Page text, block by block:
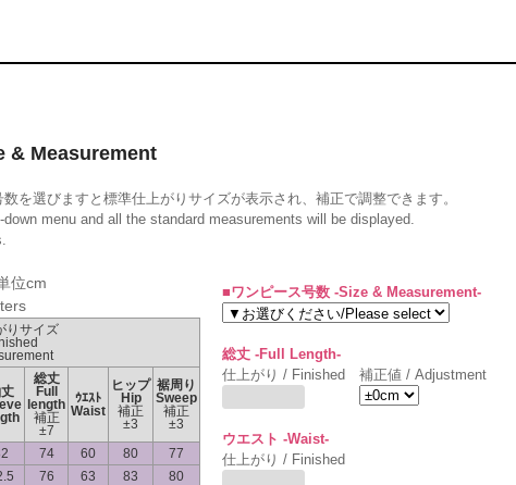
& Measurement
を選びますと標準仕上がりサイズが表示され、補正で調整できます。
menu and all the standard measurements will be displayed.
位cm
りサイズ
総丈
Full
length
補正
±7
ｳｴｽﾄ
Waist
ヒップ
Hip
補正
±3
裾周り
Sweep
補正
±3
74 60 80
77
76 63 83
80
■ワンピース号数 -Size & Measurement-
総丈 -Full Length-
仕上がり / Finished
補正値 / Adjustment
ウエスト -Waist-
仕上がり / Finished